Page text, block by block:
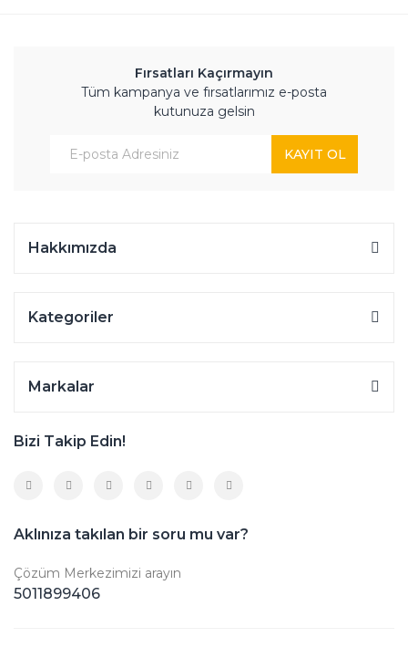
Fırsatları Kaçırmayın
Tüm kampanya ve fırsatlarımız e-posta
kutunuza gelsin
KAYIT OL
Hakkımızda
Kategoriler
Markalar
Bizi Takip Edin!
Aklınıza takılan bir soru mu var?
Çözüm Merkezimizi arayın
5011899406